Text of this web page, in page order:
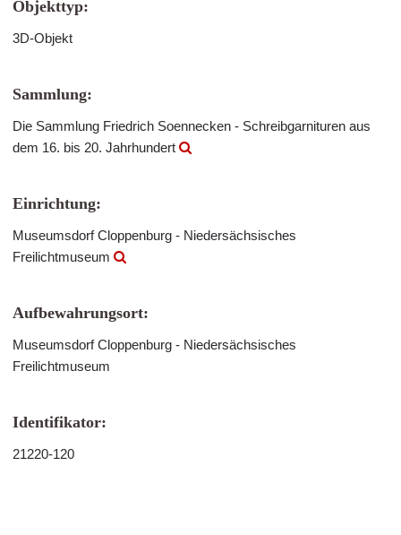
Objekttyp:
3D-Objekt
Sammlung:
Die Sammlung Friedrich Soennecken - Schreibgarnituren aus
dem 16. bis 20. Jahrhundert
Einrichtung:
Museumsdorf Cloppenburg - Niedersächsisches
Freilichtmuseum
Aufbewahrungsort:
Museumsdorf Cloppenburg - Niedersächsisches
Freilichtmuseum
Identifikator:
21220-120